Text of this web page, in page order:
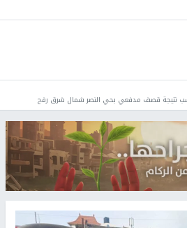
شب نتيجة قصف مدفعي بحي النصر شمال شرق رفح